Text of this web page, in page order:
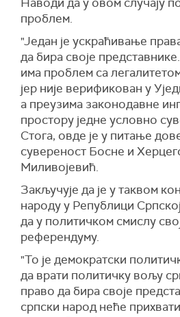
проблем.
"Један је ускраћивање
да бира своје
има проблем са
јер није верификован у
а преузима законодавне
простору једне условно
Стога, овде је у питање
сувереност Босне и
Миливојевић.
Закључује да је у таквом
народу у Републици
да у политичком смислу
референдуму.
"То је демократски
да врати политичку вољу
право да бира своје
српски народ неће